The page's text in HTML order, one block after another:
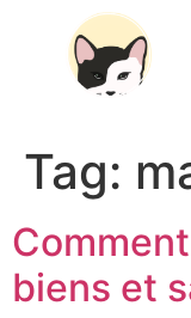
Tag:
biens et